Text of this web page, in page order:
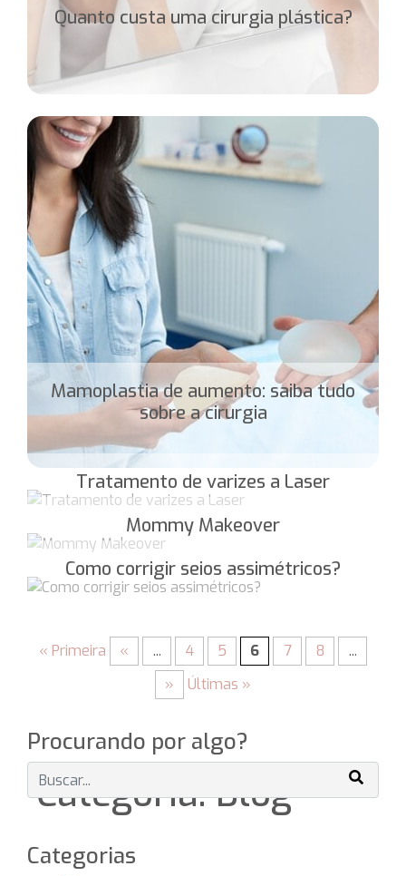
Categoria: Blog
Quanto custa uma cirurgia plástica?
Mamoplastia de aumento: saiba tudo
sobre a cirurgia
Tratamento de varizes a Laser
Mommy Makeover
Como corrigir seios assimétricos?
« Primeira « ... 4 5 6 7 8
...
»
Últimas »
Procurando por algo?
Categorias